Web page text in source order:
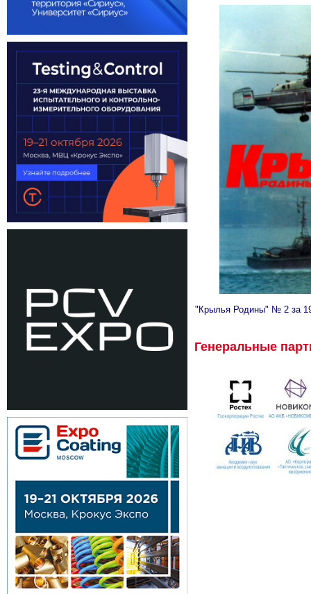
"Крылья Родины" № 2 за
Генеральные